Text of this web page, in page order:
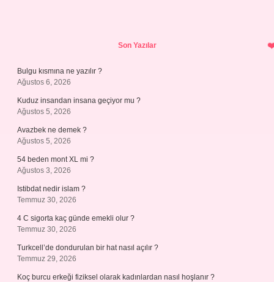
Son Yazılar
Bulgu kısmına ne yazılır ?
Ağustos 6, 2026
Kuduz insandan insana geçiyor mu ?
Ağustos 5, 2026
Avazbek ne demek ?
Ağustos 5, 2026
54 beden mont XL mi ?
Ağustos 3, 2026
Istibdat nedir islam ?
Temmuz 30, 2026
4 C sigorta kaç günde emekli olur ?
Temmuz 30, 2026
Turkcell’de dondurulan bir hat nasıl açılır ?
Temmuz 29, 2026
Koç burcu erkeği fiziksel olarak kadınlardan nasıl hoşlanır ?